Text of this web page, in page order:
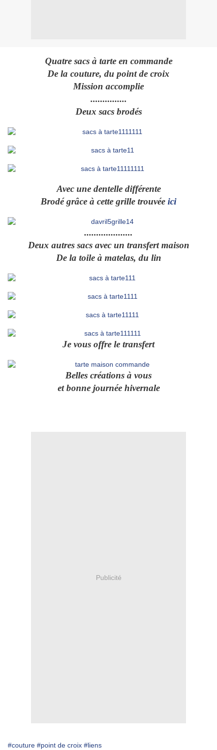
Quatre sacs à tarte en commande
De la couture, du point de croix
Mission accomplie
...............
Deux sacs brodés
Avec une dentelle différente
Brodé grâce à cette grille trouvée ici
....................
Deux autres sacs avec un transfert maison
De la toile à matelas, du lin
Je vous offre le transfert
Belles créations à vous
et bonne journée hivernale
Publicité
#couture #point de croix #liens